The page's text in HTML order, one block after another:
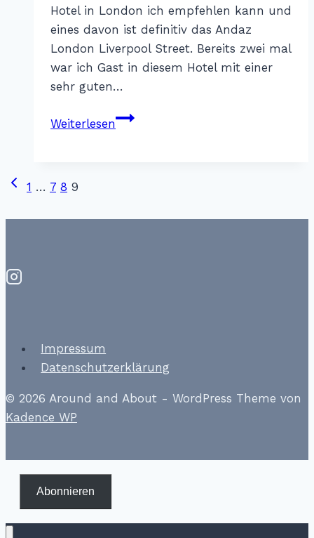
Hotel in London ich empfehlen kann und
eines davon ist definitiv das Andaz
London Liverpool Street. Bereits zwei mal
war ich Gast in diesem Hotel mit einer
sehr guten…
WeiterlesenAndaz
Seitennavigation
Vorherige
1 … 7 8 9
Impressum
Datenschutzerklärung
© 2026 Around and About - WordPress Theme von
Kadence WP
Abonnieren